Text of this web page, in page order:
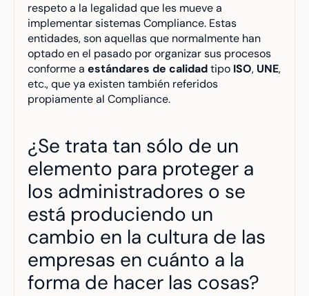
respeto a la legalidad que les mueve a
implementar sistemas Compliance. Estas
entidades, son aquellas que normalmente han
optado en el pasado por organizar sus procesos
conforme a estándares de calidad tipo ISO, UNE,
etc., que ya existen también referidos
propiamente al Compliance.
¿Se trata tan sólo de un
elemento para proteger a
los administradores o se
está produciendo un
cambio en la cultura de las
empresas en cuánto a la
forma de hacer las cosas?